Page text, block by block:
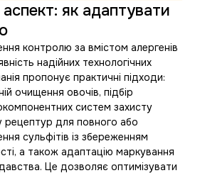
як адаптувати
контролю за вмістом алергенів
надійних технологічних
пропонує практичні підходи:
очищення овочів, підбір
систем захисту
рецептур для повного або
сульфітів із збереженням
а також адаптацію маркування
Це дозволяє оптимізувати